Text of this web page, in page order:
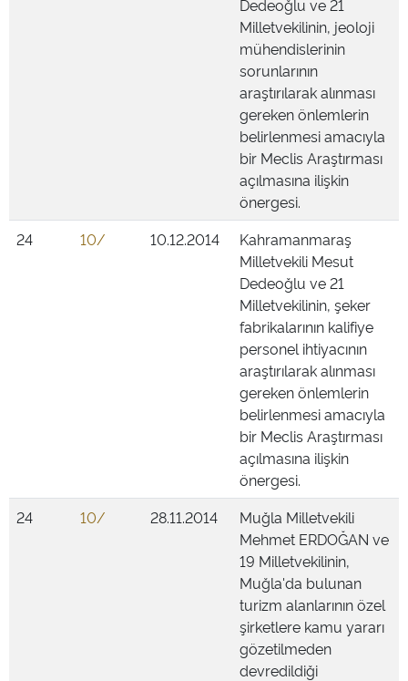
Dedeoğlu ve 21
Milletvekilinin, jeoloji
mühendislerinin
sorunlarının
araştırılarak alınması
gereken önlemlerin
belirlenmesi amacıyla
bir Meclis Araştırması
açılmasına ilişkin
önergesi.
24
10/ 10.12.2014
Kahramanmaraş
Milletvekili Mesut
Dedeoğlu ve 21
Milletvekilinin, şeker
fabrikalarının kalifiye
personel ihtiyacının
araştırılarak alınması
gereken önlemlerin
belirlenmesi amacıyla
bir Meclis Araştırması
açılmasına ilişkin
önergesi.
24
10/ 28.11.2014
Muğla Milletvekili
Mehmet ERDOĞAN ve
19 Milletvekilinin,
Muğla'da bulunan
turizm alanlarının özel
şirketlere kamu yararı
gözetilmeden
devredildiği